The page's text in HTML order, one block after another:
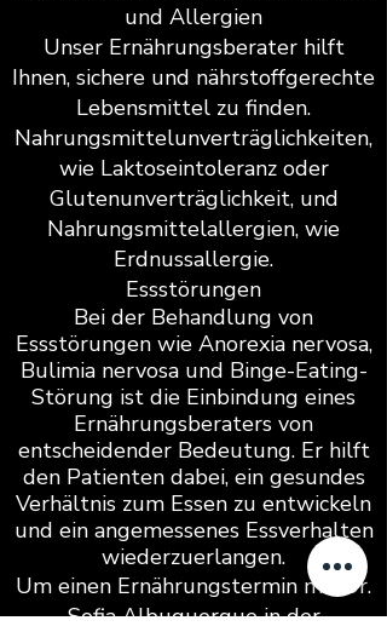
und Allergien
Unser Ernährungsberater hilft
Ihnen, sichere und nährstoffgerechte
Lebensmittel zu finden.
Nahrungsmittelunverträglichkeiten,
wie Laktoseintoleranz oder
Glutenunverträglichkeit, und
Nahrungsmittelallergien, wie
Erdnussallergie.
Essstörungen
Bei der Behandlung von
Essstörungen wie Anorexia nervosa,
Bulimia nervosa und Binge-Eating-
Störung ist die Einbindung eines
Ernährungsberaters von
entscheidender Bedeutung. Er hilft
den Patienten dabei, ein gesundes
Verhältnis zum Essen zu entwickeln
und ein angemessenes Essverhalten
wiederzuerlangen.
Um einen Ernährungstermin mit Dr.
Sofia Albuquerque in der